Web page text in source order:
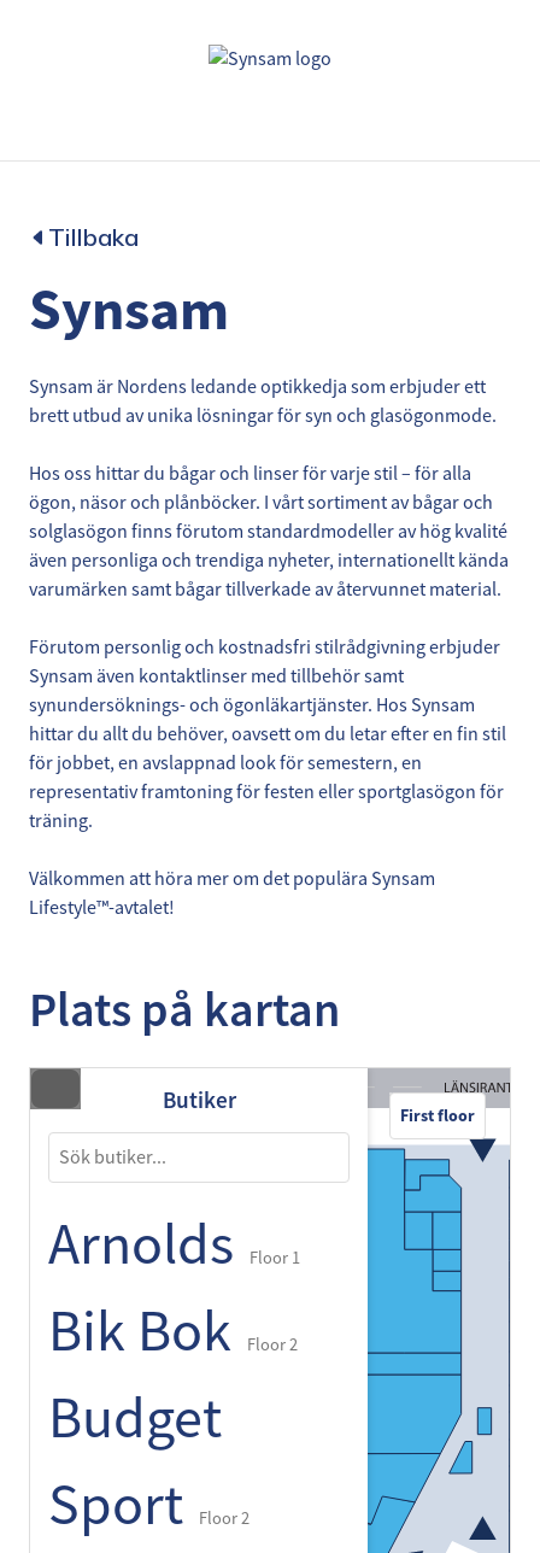
Tillbaka
Synsam
Synsam är Nordens ledande optikkedja som erbjuder ett
brett utbud av unika lösningar för syn och glasögonmode.
Hos oss hittar du bågar och linser för varje stil – för alla
ögon, näsor och plånböcker. I vårt sortiment av bågar och
solglasögon finns förutom standardmodeller av hög kvalité
även personliga och trendiga nyheter, internationellt kända
varumärken samt bågar tillverkade av återvunnet material.
Förutom personlig och kostnadsfri stilrådgivning erbjuder
Synsam även kontaktlinser med tillbehör samt
synundersöknings- och ögonläkartjänster. Hos Synsam
hittar du allt du behöver, oavsett om du letar efter en fin stil
för jobbet, en avslappnad look för semestern, en
representativ framtoning för festen eller sportglasögon för
träning.
Välkommen att höra mer om det populära Synsam
Lifestyle™-avtalet!
Plats på kartan
Butiker
Arnolds Floor 1
Bik Bok Floor 2
Budget
Sport
Floor 2
First floor